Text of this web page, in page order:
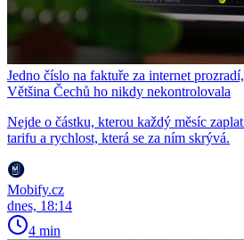
Jedno číslo na faktuře za internet
Většina Čechů ho nikdy nekontrolovala
Nejde o částku, kterou každý měsíc
tarifu a rychlost, která se za ním skrývá.
Mobify.cz
dnes, 18:14
4 min